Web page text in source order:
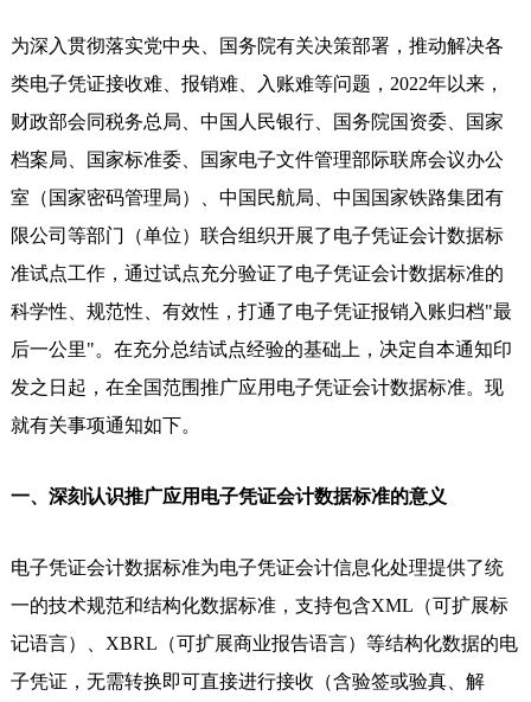
为深入贯彻落实党中央、国务院有关决策部署，推动解决各
类电子凭证接收难、报销难、入账难等问题，2022年以来，
财政部会同税务总局、中国人民银行、国务院国资委、国家
档案局、国家标准委、国家电子文件管理部际联席会议办公
室（国家密码管理局）、中国民航局、中国国家铁路集团有
限公司等部门（单位）联合组织开展了电子凭证会计数据标
准试点工作，通过试点充分验证了电子凭证会计数据标准的
科学性、规范性、有效性，打通了电子凭证报销入账归档"最
后一公里"。在充分总结试点经验的基础上，决定自本通知印
发之日起，在全国范围推广应用电子凭证会计数据标准。现
就有关事项通知如下。
一、深刻认识推广应用电子凭证会计数据标准的意义
电子凭证会计数据标准为电子凭证会计信息化处理提供了统
一的技术规范和结构化数据标准，支持包含XML（可扩展标
记语言）、XBRL（可扩展商业报告语言）等结构化数据的电
子凭证，无需转换即可直接进行接收（含验签或验真、解